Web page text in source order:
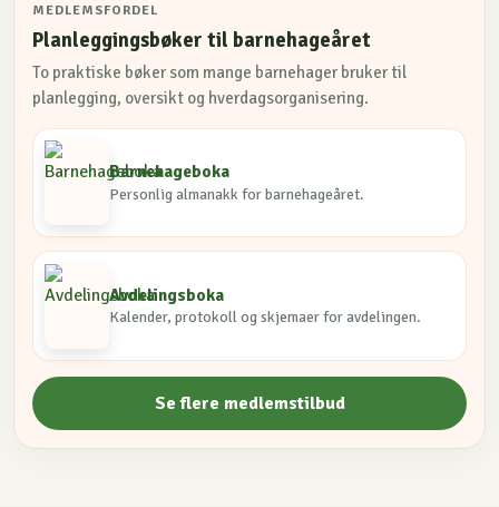
MEDLEMSFORDEL
Planleggingsbøker til barnehageåret
To praktiske bøker som mange barnehager bruker til
planlegging, oversikt og hverdagsorganisering.
Barnehageboka
Personlig almanakk for barnehageåret.
Avdelingsboka
Kalender, protokoll og skjemaer for avdelingen.
Se flere medlemstilbud